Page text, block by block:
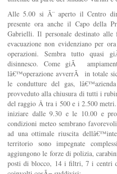
Alle 5.00 si Ã¨ aperto il Centro
presente ora anche il Capo della
Gabrielli. Il personale destinato
evacuazione non evidenziano per
operazioni. Sembra tutto
disinnesco. Come giÃ
lâ€™operazione avverrÃ in totale
le condutture del gas,
provveduto alla chiusura di tutti i
del raggio Â tra i 500 e i 2.500
iniziare dalle 9.30 e le 10.00 e
condizioni meteo sembrano
ad una ottimale riuscita
territorio sono impegnate
aggiungono le forze di polizia,
posti di blocco, 14 i filtri, 7 i centri